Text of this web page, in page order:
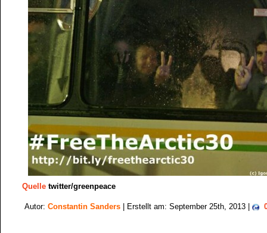
Quelle twitter/greenpeace
Autor: Constantin Sanders | Erstellt am: September 25th, 2013 |